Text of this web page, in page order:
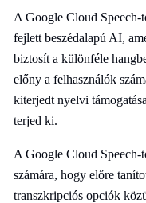
A Google Cloud
fejlett beszédalapú AI,
biztosít a különféle
előny a felhasználók
kiterjedt nyelvi
terjed ki.
A Google Cloud Speech-
számára, hogy előre
transzkripciós opciók